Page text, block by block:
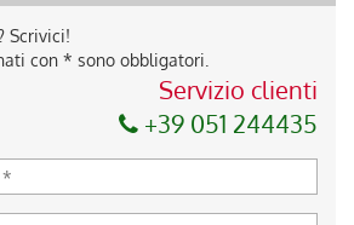
Scrivici!
con * sono obbligatori.
Servizio clienti
+39 051 244435